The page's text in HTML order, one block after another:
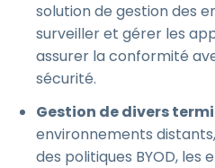
solution de gestion des
surveiller et gérer les
assurer la conformité
sécurité.
Gestion de divers
environnements
des politiques BYOD, les